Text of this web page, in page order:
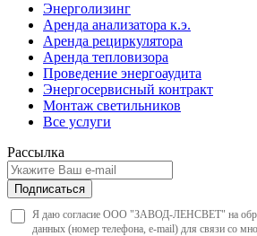
Энерголизинг
Аренда анализатора к.э.
Аренда рециркулятора
Аренда тепловизора
Проведение энергоаудита
Энергосервисный контракт
Монтаж светильников
Все услуги
Рассылка
Подписаться
Я даю согласие ООО "ЗАВОД-ЛЕНСВЕТ" на
данных (номер телефона, e-mail) для связи со